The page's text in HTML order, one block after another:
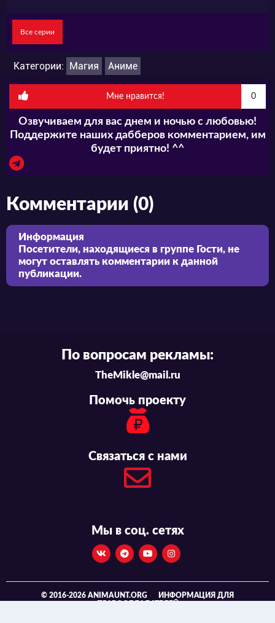
Все серии
Категории: Магия Аниме
Мне нравится! 0
Озвучиваем для вас днем и ночью с любовью!
Поддержите наших дабберов комментарием, им
будет приятно! ^^
Комментарии (0)
Информация
Посетители, находящиеся в группе Гости, не
могут оставлять комментарии к данной
публикации.
По вопросам рекламы:
TheMikle@mail.ru
Помочь проекту
Связаться с нами
Мы в соц. сетях
© 2016-2026 ANIMAUNT.ORG
ИНФОРМАЦИЯ ДЛЯ